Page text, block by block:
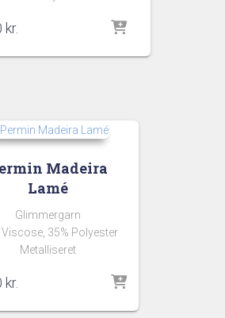
kr.
Madeira
Lamé
Glimmergarn
Viscose, 35% Polyester
Metalliseret
kr.